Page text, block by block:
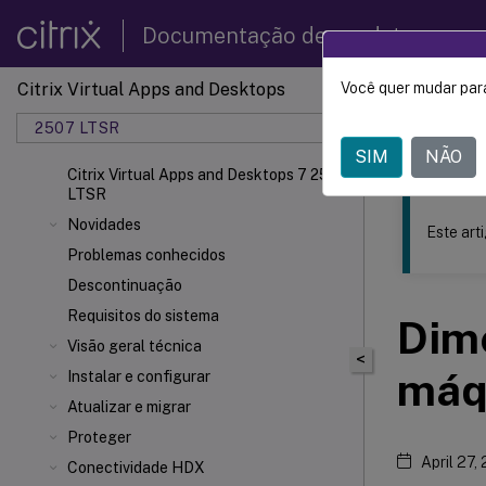
Documentação de produtos
Citrix Virtual Apps and Desktops
2507 LTSR
Citrix Virtual Apps and Desktops 7 2507
LTSR
Novidades
Problemas conhecidos
Descontinuação
Requisitos do sistema
Visão geral técnica
Instalar e configurar
Atualizar e migrar
Proteger
Conectividade HDX
Este
Citrix
<
Este
April 27,
Você quer mudar
SIM NÃO